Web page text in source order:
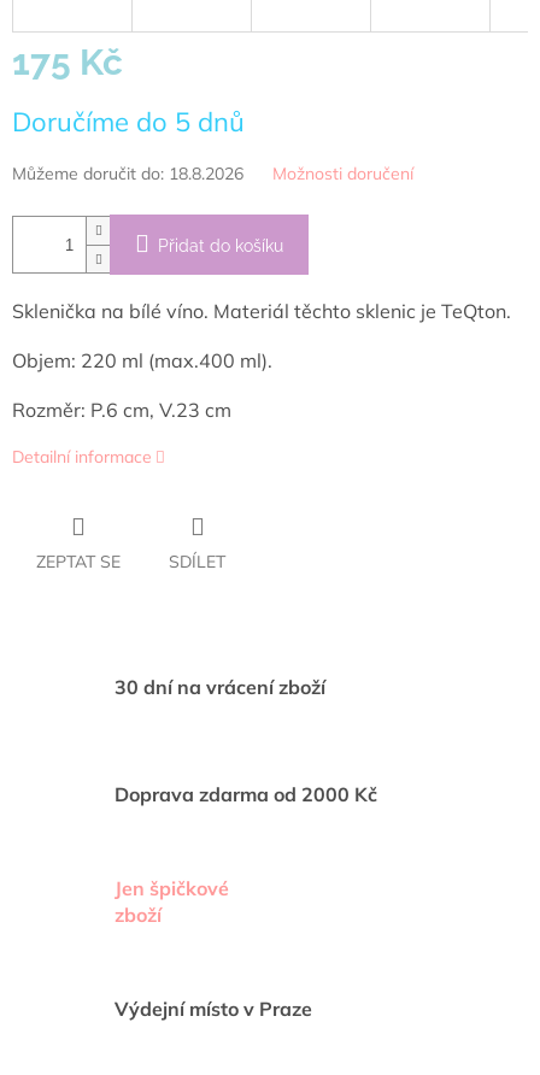
175 Kč
cena:
Doručíme do 5 dnů
Můžeme doručit do: 18.8.2026 Možnosti doručení
Přidat do košíku
Sklenička na bílé víno. Materiál těchto sklenic je TeQton.
Objem: 220 ml (max.400 ml).
Rozměr: P.6 cm, V.23 cm
Detailní informace
ZEPTAT SE SDÍLET
30 dní na vrácení zboží
Doprava zdarma od 2000 Kč
Jen špičkové
zboží
Výdejní místo v Praze